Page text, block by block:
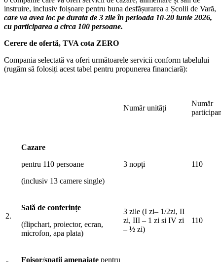
instruire, inclusiv foișoare pentru buna desfășurarea a Școlii de Vară,
care va avea loc pe durata de 3 zile în perioada 10-20 iunie 2026,
cu participarea a circa 100 persoane.
Cerere de ofertă, TVA cota ZERO
Compania selectată va oferi următoarele servicii conform tabelului
(rugăm să folosiți acest tabel pentru propunerea financiară):
Număr unități
Număr
Cazare
pentru 110 persoane
(inclusiv 13 camere single)
3 nopți 110
2.
Sală de conferințe
(flipchart, proiector, ecran,
microfon, apa plata)
3 zile (I zi– 1/2zi, II
zi, III – 1 zi si IV zi
– ½ zi)
110
Foișor/spații amenajate pentru